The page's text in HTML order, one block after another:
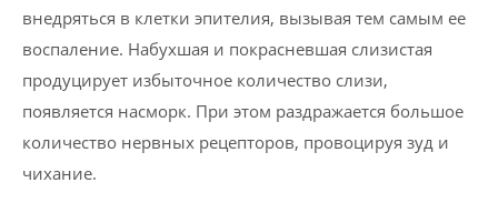
внедряться в клетки эпителия, вызывая тем самым ее
воспаление. Набухшая и покрасневшая слизистая
продуцирует избыточное количество слизи,
появляется насморк. При этом раздражается большое
количество нервных рецепторов, провоцируя зуд и
чихание.